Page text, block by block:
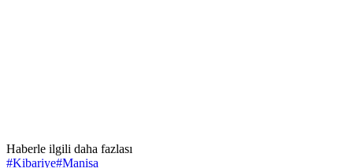
Haberle ilgili daha fazlası
#Kibariye#Manisa